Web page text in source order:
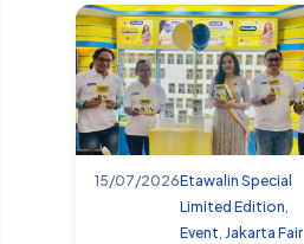
15/07/2026Etawalin Special
Limited Edition,
Event, Jakarta Fair